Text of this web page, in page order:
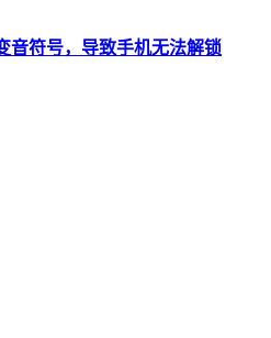
音符号，导致手机无法解锁